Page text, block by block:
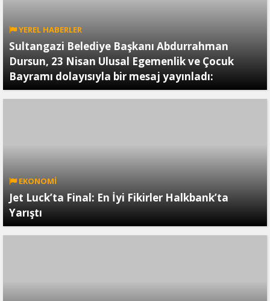
YEREL HABERLER
Sultangazi Belediye Başkanı Abdurrahman
Dursun, 23 Nisan Ulusal Egemenlik ve Çocuk
Bayramı dolayısıyla bir mesaj yayınladı:
EKONOMİ
Jet Luck’ta Final: En İyi Fikirler Halkbank’ta
Yarıştı